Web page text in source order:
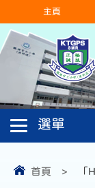
主頁
首頁 > 「